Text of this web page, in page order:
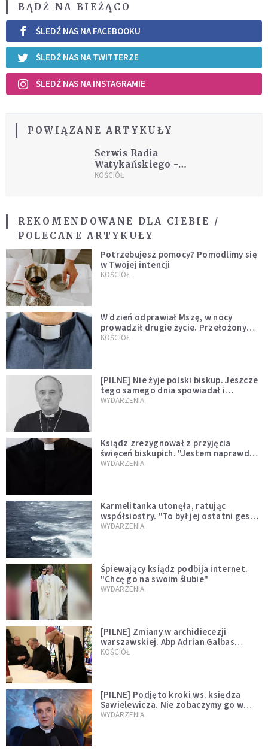
BĄDŹ NA BIEŻĄCO
ŚLEDŹ NAS NA FACEBOOKU
ŚLEDŹ NAS NA TWITTERZE
ŚLEDŹ NAS NA INSTAGRAMIE
POWIĄZANE ARTYKUŁY
Serwis Radia
Watykańskiego -
20.02.2017
KOŚCIÓŁ
REKOMENDOWANE DLA CIEBIE /
POLECANE ARTYKUŁY
Potrzebujesz pomocy? Pomodlimy się
w Twojej intencji
KOŚCIÓŁ
W dzień odprawiał Mszę, w nocy
prowadził drugie życie. Przełożony
kazał mu opuścić zakon
KOŚCIÓŁ
[PILNE] Nie żyje polski biskup. Jeszcze
tego samego dnia spowiadał i
sprawował Mszę świętą
WYDARZENIA
Ksiądz zrezygnował z przyjęcia
święceń biskupich. "Jestem naprawdę
niegodny"
WYDARZENIA
Karmelitanka utonęła, ratując
współsiostry. "To był jej ostatni gest
miłości"
WYDARZENIA
Śpiewający ksiądz podbija internet.
"Chcę go na swoim ślubie"
WYDARZENIA
[PILNE] Zmiany w archidiecezji
warszawskiej. Abp Adrian Galbas
wręczył dekrety nowym proboszczom
KOŚCIÓŁ
[PILNE] Podjęto kroki ws. księdza
Sawielewicza. Nie zobaczymy go w
mediach
WYDARZENIA